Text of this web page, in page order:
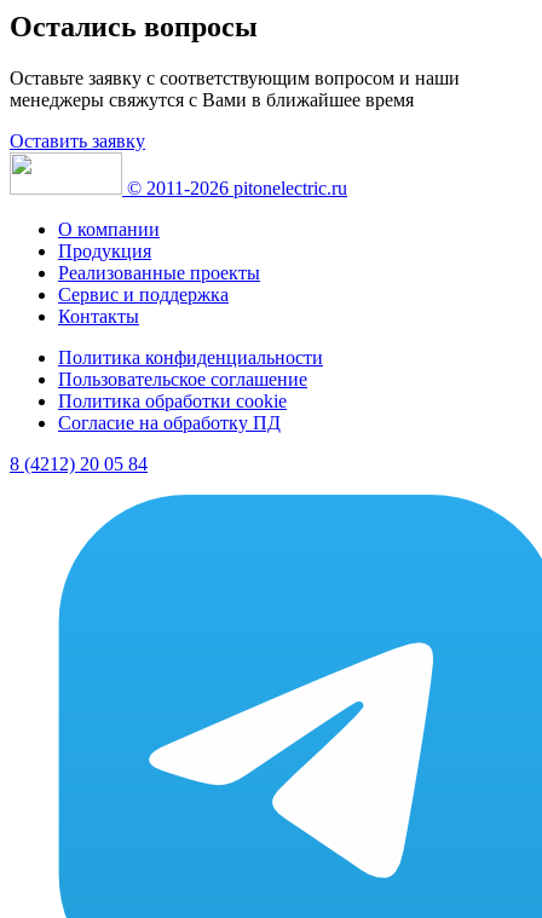
Остались вопросы
Оставьте заявку с соответствующим вопросом и наши
менеджеры свяжутся с Вами в ближайшее время
Оставить заявку
© 2011-2026 pitonelectric.ru
О компании
Продукция
Реализованные проекты
Сервис и поддержка
Контакты
Политика конфиденциальности
Пользовательское соглашение
Политика обработки cookie
Согласие на обработку ПД
8 (4212) 20 05 84